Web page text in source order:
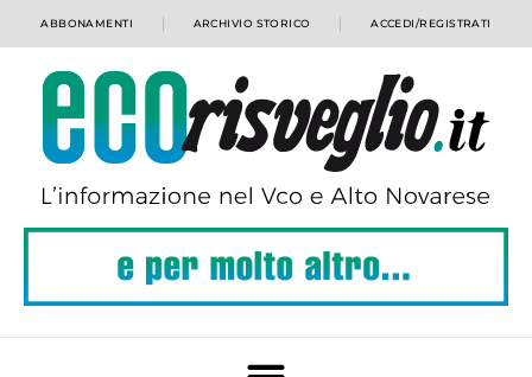
ABBONAMENTI ARCHIVIO STORICO ACCEDI/REGISTRATI